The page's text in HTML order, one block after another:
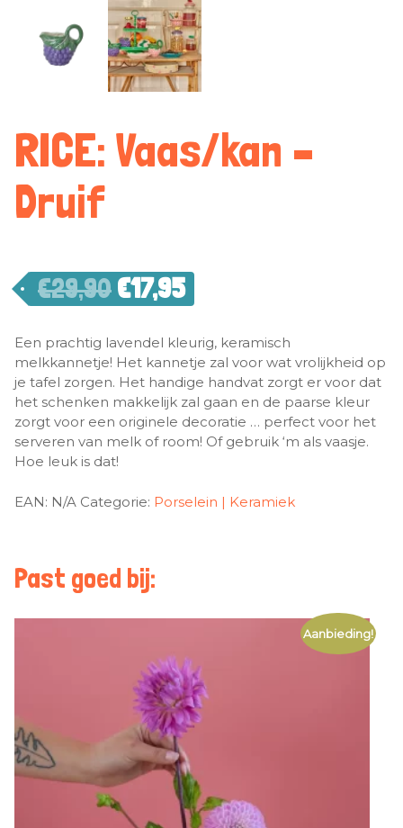
RICE: Vaas/kan –
Druif
€29,90 €17,95
Een prachtig lavendel kleurig, keramisch
melkkannetje! Het kannetje zal voor wat vrolijkheid op
je tafel zorgen. Het handige handvat zorgt er voor dat
het schenken makkelijk zal gaan en de paarse kleur
zorgt voor een originele decoratie … perfect voor het
serveren van melk of room! Of gebruik ‘m als vaasje.
Hoe leuk is dat!
EAN: N/A Categorie: Porselein | Keramiek
Past goed bij:
Aanbieding!